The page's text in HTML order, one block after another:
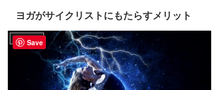
ヨガがサイクリストにもたらすメリット
トレーニング
Save